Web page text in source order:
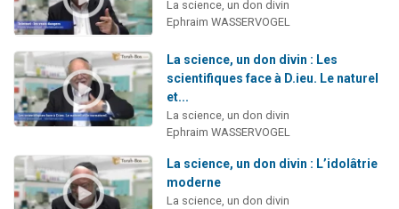
La science, un don divin
Ephraim WASSERVOGEL
La science, un don divin : Les
scientifiques face à D.ieu. Le naturel
et...
La science, un don divin
Ephraim WASSERVOGEL
La science, un don divin : L’idolâtrie
moderne
La science, un don divin